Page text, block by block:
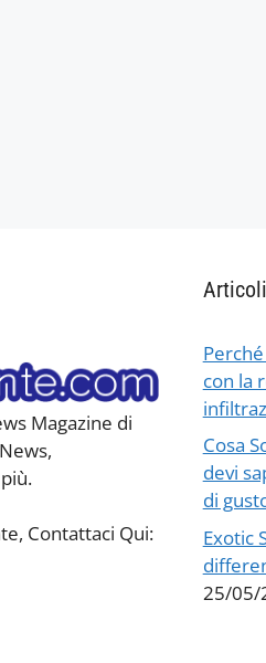
Magazine di
Contattaci Qui:
con la
Cosa
devi
di
Exotic
25/05/